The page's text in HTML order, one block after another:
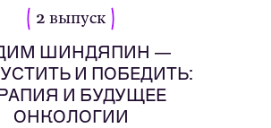
2 выпуск
ШИНДЯПИН —
И ПОБЕДИТЬ:
И БУДУЩЕЕ
ОНКОЛОГИИ